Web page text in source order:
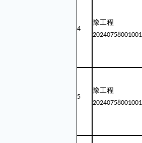
4
豫工程
20240758001001
5
豫工程
20240758001001